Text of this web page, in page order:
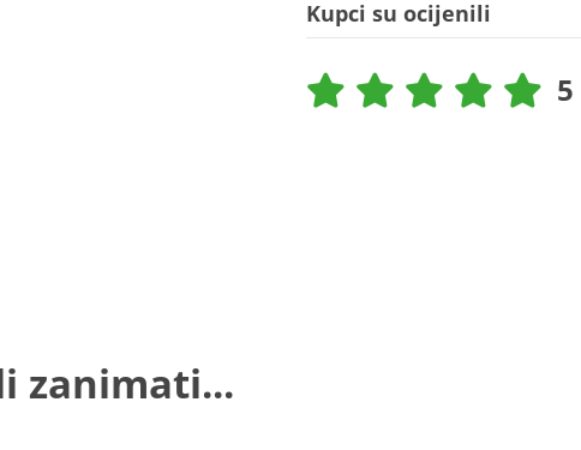
Kupci su ocijenili
5
zanimati...